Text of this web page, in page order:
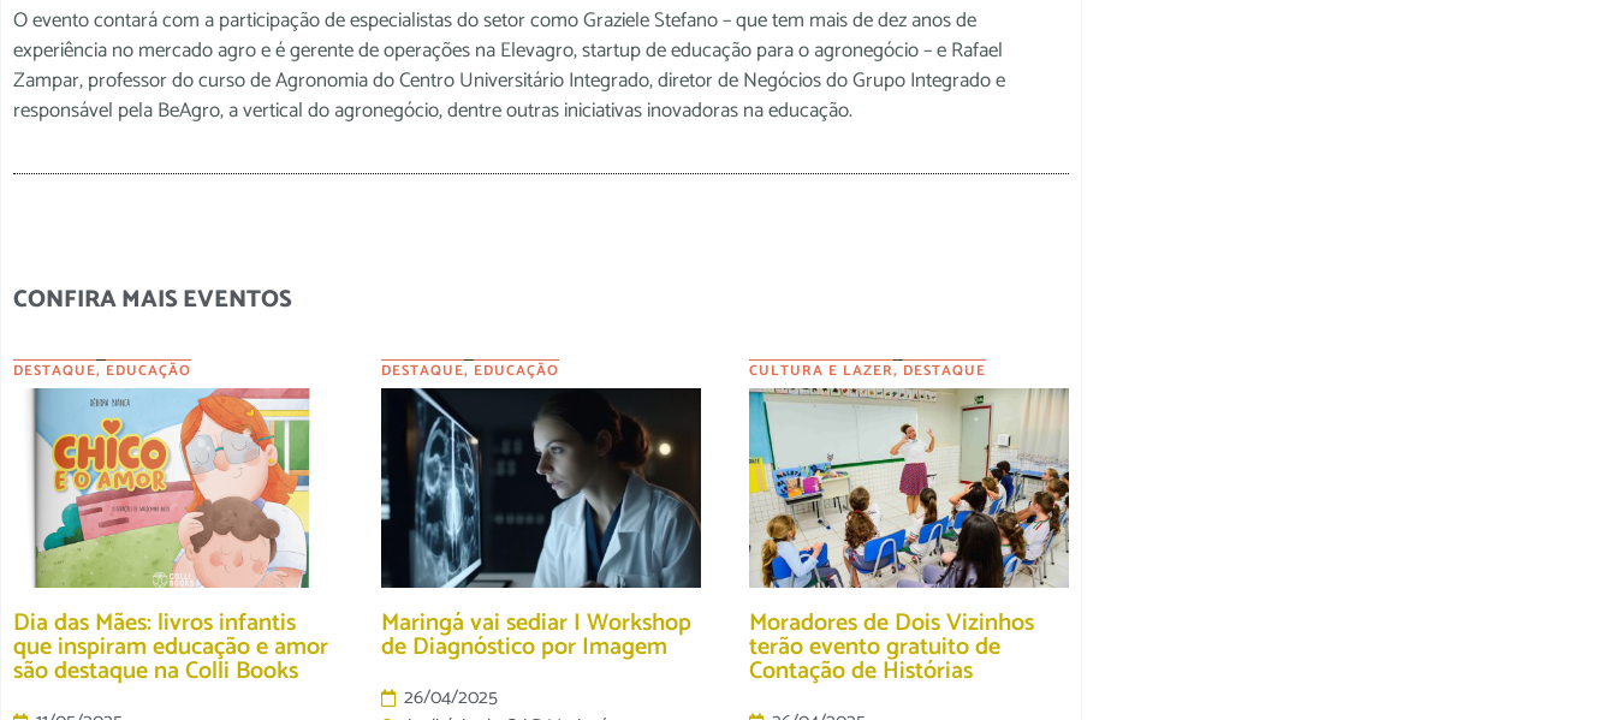
O evento contará com a participação de especialistas do setor como Graziele Stefano – que tem mais de dez anos de
experiência no mercado agro e é gerente de operações na Elevagro, startup de educação para o agronegócio – e Rafael
Zampar, professor do curso de Agronomia do Centro Universitário Integrado, diretor de Negócios do Grupo Integrado e
responsável pela BeAgro, a vertical do agronegócio, dentre outras iniciativas inovadoras na educação.
CONFIRA MAIS EVENTOS
DESTAQUE, EDUCAÇÃO
Dia das Mães: livros infantis
que inspiram educação e amor
são destaque na Colli Books
DESTAQUE, EDUCAÇÃO
Maringá vai sediar I Workshop
de Diagnóstico por Imagem
26/04/2025
CULTURA E LAZER, DESTAQUE
Moradores de Dois Vizinhos
terão evento gratuito de
Contação de Histórias